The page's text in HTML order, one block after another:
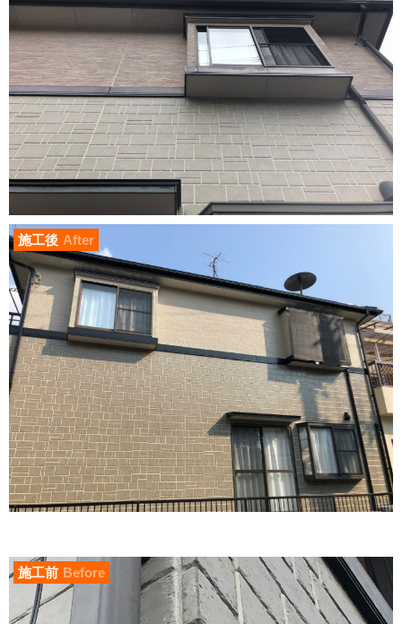
施工後 After
施工前 Before